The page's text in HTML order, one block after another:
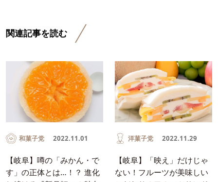
関連記事を読む
和菓子党 2022.11.01
【岐阜】噂の「みかん・で
す」の正体とは…！？ 進化
洋菓子党 2022.11.29
【岐阜】「映え」だけじゃ
ない！フルーツが美味しい